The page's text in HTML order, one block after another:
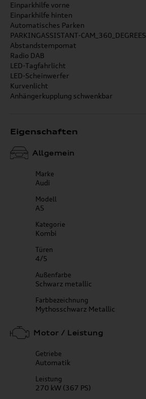
Einparkhilfe vorne
Einparkhilfe hinten
Automatisches Parken
PARKINGASSISTANT-CAM_360_DEGREES
Abstandstempomat
Radio DAB
LED-Tagfahrlicht
LED-Scheinwerfer
Kurvenlicht
Anhängerkupplung schwenkbar
Eigenschaften
Allgemein
Marke
Audi
Modell
A5
Kategorie
Kombi
Türen
4/5
Außenfarbe
Schwarz metallic
Farbbezeichnung
Mythosschwarz Metallic
Motor / Leistung
Getriebe
Automatik
Leistung
270 kW (367 PS)